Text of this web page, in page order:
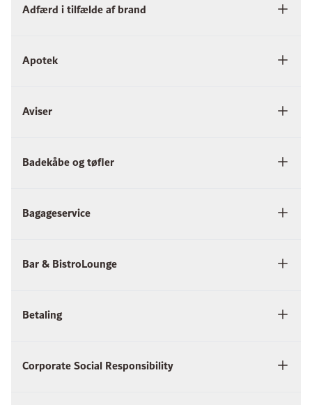
Adfærd i tilfælde af brand
Apotek
Aviser
Badekåbe og tøfler
Bagageservice
Bar & BistroLounge
Betaling
Corporate Social Responsibility